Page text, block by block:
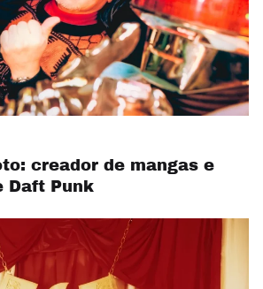
creador de mangas e
Daft Punk